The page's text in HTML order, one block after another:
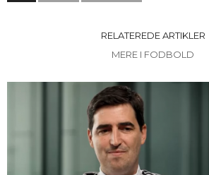
RELATEREDE ARTIKLER
MERE I FODBOLD